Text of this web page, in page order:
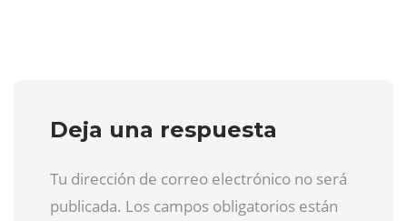
Deja una respuesta
Tu dirección de correo electrónico no será
publicada. Los campos obligatorios están